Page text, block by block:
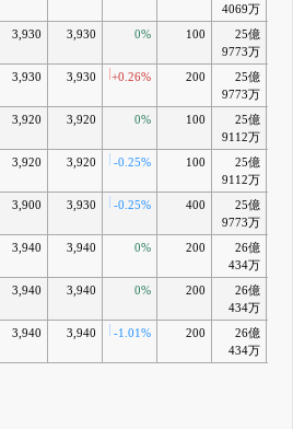
4069万
3,930 3,930 0% 100
25億
9773万
3,930 3,930 +0.26% 200
25億
9773万
3,920 3,920 0% 100
25億
9112万
3,920 3,920 -0.25% 100
25億
9112万
3,900 3,930 -0.25% 400
25億
9773万
3,940 3,940 0% 200
26億
434万
3,940 3,940 0% 200
26億
434万
3,940 3,940 -1.01% 200
26億
434万